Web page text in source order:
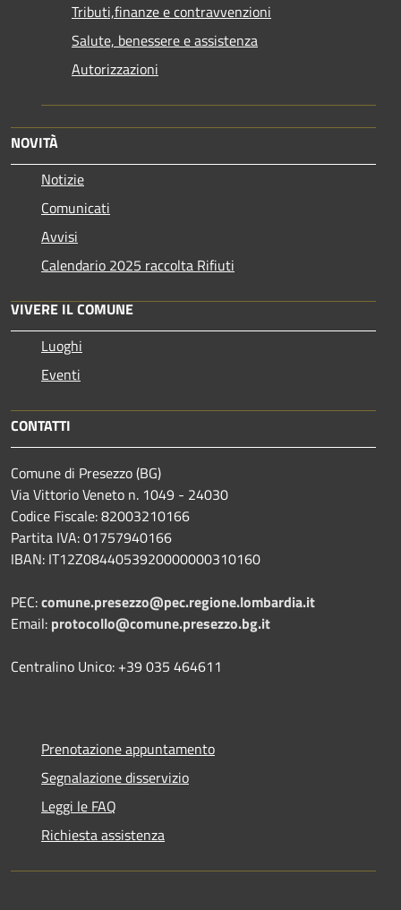
Tributi,finanze e contravvenzioni
Salute, benessere e assistenza
Autorizzazioni
NOVITÀ
Notizie
Comunicati
Avvisi
Calendario 2025 raccolta Rifiuti
VIVERE IL COMUNE
Luoghi
Eventi
CONTATTI
Comune di Presezzo (BG)
Via Vittorio Veneto n. 1049 - 24030
Codice Fiscale: 82003210166
Partita IVA: 01757940166
IBAN: IT12Z0844053920000000310160
PEC:comune.presezzo@pec.regione.lombardia.it
Email: protocollo@comune.presezzo.bg.it
Centralino Unico: +39 035 464611
Prenotazione appuntamento
Segnalazione disservizio
Leggi le FAQ
Richiesta assistenza